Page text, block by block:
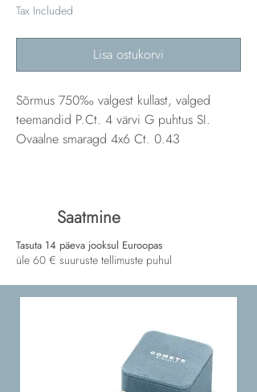
Tax Included
Lisa ostukorvi
Sõrmus 750‰ valgest kullast, valged
teemandid P.Ct. 4 värvi G puhtus SI.
Ovaalne smaragd 4x6 Ct. 0.43
Saatmine
Tasuta 14 päeva jooksul Euroopas
üle 60 € suuruste tellimuste puhul